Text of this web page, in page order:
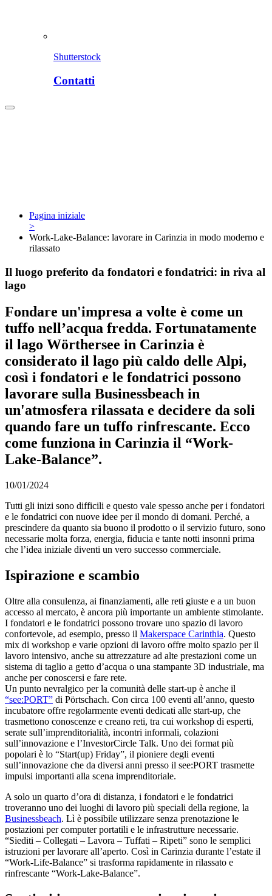
Shutterstock
Contatti
Pagina iniziale
>
Work-Lake-Balance: lavorare in Carinzia in modo moderno e
rilassato
Il luogo preferito da fondatori e fondatrici: in riva al
lago
Fondare un'impresa a volte è come un
tuffo nell’acqua fredda. Fortunatamente
il lago Wörthersee in Carinzia è
considerato il lago più caldo delle Alpi,
così i fondatori e le fondatrici possono
lavorare sulla Businessbeach in
un'atmosfera rilassata e decidere da soli
quando fare un tuffo rinfrescante. Ecco
come funziona in Carinzia il “Work-
Lake-Balance”.
10/01/2024
Tutti gli inizi sono difficili e questo vale spesso anche per i fondatori
e le fondatrici con nuove idee per il mondo di domani. Perché, a
prescindere da quanto sia buono il prodotto o il servizio futuro, sono
necessarie molta forza, energia, fiducia e tante notti insonni prima
che l’idea iniziale diventi un vero successo commerciale.
Ispirazione e scambio
Oltre alla consulenza, ai finanziamenti, alle reti giuste e a un buon
accesso al mercato, è ancora più importante un ambiente stimolante.
I fondatori e le fondatrici possono trovare uno spazio di lavoro
confortevole, ad esempio, presso il Makerspace Carinthia. Questo
mix di workshop e varie opzioni di lavoro offre molto spazio per il
lavoro intensivo, anche su attrezzature ad alte prestazioni come un
sistema di taglio a getto d’acqua o una stampante 3D industriale, ma
anche per conoscersi e fare rete.
Un punto nevralgico per la comunità delle start-up è anche il
“see:PORT” di Pörtschach. Con circa 100 eventi all’anno, questo
incubatore offre regolarmente eventi dedicati alle start-up, che
trasmettono conoscenze e creano reti, tra cui workshop di esperti,
serate sull’imprenditorialità, incontri informali, colazioni
sull’innovazione e l’InvestorCircle Talk. Uno dei format più
popolari è lo “Start(up) Friday”, il pioniere degli eventi
sull’innovazione che da diversi anni presso il see:PORT trasmette
impulsi importanti alla scena imprenditoriale.
A solo un quarto d’ora di distanza, i fondatori e le fondatrici
troveranno uno dei luoghi di lavoro più speciali della regione, la
Businessbeach. Lì è possibile utilizzare senza prenotazione le
postazioni per computer portatili e le infrastrutture necessarie.
“Siediti – Collegati – Lavora – Tuffati – Ripeti” sono le semplici
istruzioni per lavorare all’aperto. Così in Carinzia durante l’estate il
“Work-Life-Balance” si trasforma rapidamente in rilassato e
rinfrescante “Work-Lake-Balance”.